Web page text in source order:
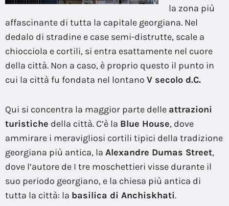
la zona più
affascinante di tutta la capitale georgiana. Nel
dedalo di stradine e case semi-distrutte, scale a
chiocciola e cortili, si entra esattamente nel cuore
della città. Non a caso, è proprio questo il punto in
cui la città fu fondata nel lontano V secolo d.C.
Qui si concentra la maggior parte delle attrazioni
turistiche della città. C’è la Blue House, dove
ammirare i meravigliosi cortili tipici della tradizione
georgiana più antica, la Alexandre Dumas Street,
dove l’autore de I tre moschettieri visse durante il
suo periodo georgiano, e la chiesa più antica di
tutta la città: la basilica di Anchiskhati.